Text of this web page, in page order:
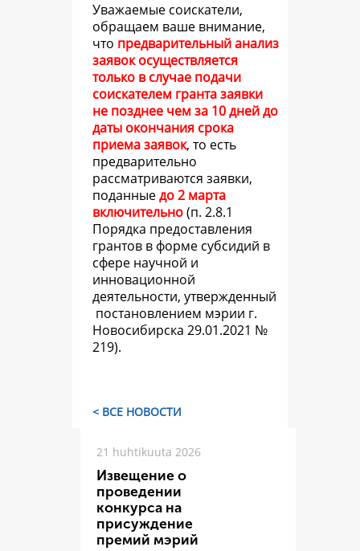
Уважаемые соискатели,
обращаем ваше внимание,
что предварительный анализ
заявок осуществляется
только в случае подачи
соискателем гранта заявки
не позднее чем за 10 дней до
даты окончания срока
приема заявок, то есть
предварительно
рассматриваются заявки,
поданныедо 2 марта
включительно(п. 2.8.1
Порядка предоставления
грантов в форме субсидий в
сфере научной и
инновационной
деятельности, утвержденный
постановлением мэрии г.
Новосибирска 29.01.2021 №
219).
< ВСЕ НОВОСТИ
21 huhtikuuta 2026
Извещение о
проведении
конкурса на
присуждение
премий мэрий